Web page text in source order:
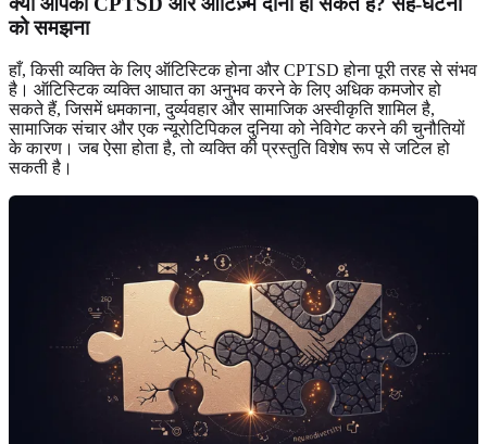
को समझना
हाँ, किसी व्यक्ति के लिए ऑटिस्टिक होना और CPTSD होना पूरी तरह से संभव
है। ऑटिस्टिक व्यक्ति आघात का अनुभव करने के लिए अधिक कमजोर हो
सकते हैं, जिसमें धमकाना, दुर्व्यवहार और सामाजिक अस्वीकृति शामिल है,
सामाजिक संचार और एक न्यूरोटिपिकल दुनिया को नेविगेट करने की चुनौतियों
के कारण। जब ऐसा होता है, तो व्यक्ति की प्रस्तुति विशेष रूप से जटिल हो
सकती है।